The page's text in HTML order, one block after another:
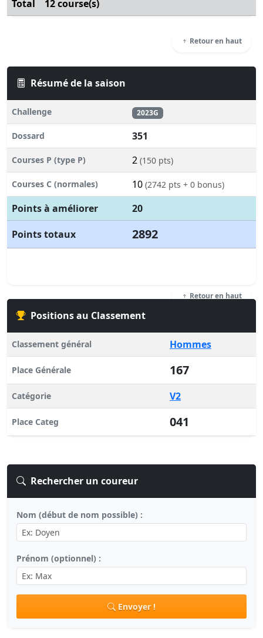
Total 12 course(s)
Retour en haut
Résumé de la saison
Challenge 2023G
Dossard 351
Courses P (type P) 2 (150 pts)
Courses C (normales) 10 (2742 pts + 0 bonus)
Points à améliorer
20
Points totaux
2892
Retour en haut
Positions au Classement
Classement général Hommes
Place Générale 167
Catégorie V2
Place Categ 041
Rechercher un coureur
Nom (début de nom possible) :
Prénom (optionnel) :
Envoyer !